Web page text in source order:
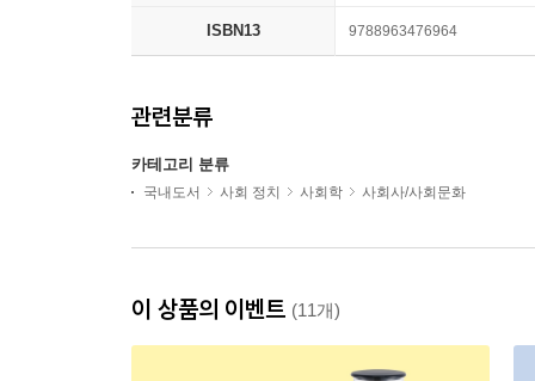
ISBN13 9788963476964
관련분류
카테고리 분류
국내도서 사회 정치 사회학 사회사/사회문화
이 상품의 이벤트 (11개)